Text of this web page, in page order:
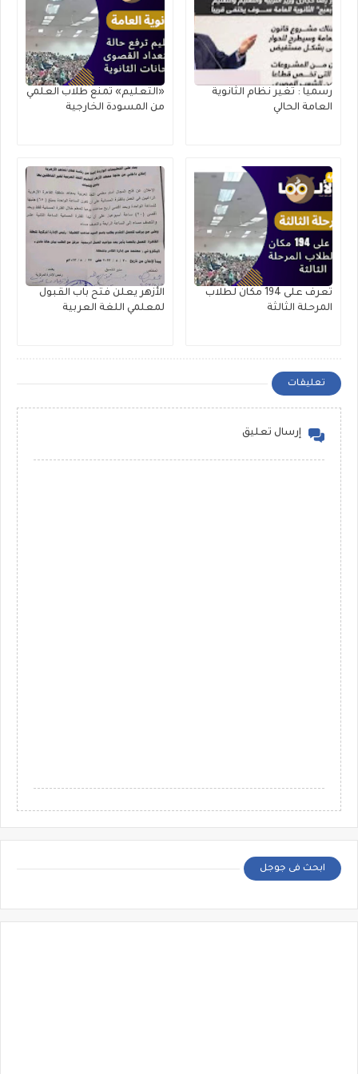
رسميا : تغير نظام الثانوية
العامة الحالي
«التعليم» تمنع طلاب العلمي
من المسودة الخارجية
تعرف على 194 مكان لطلاب
المرحلة الثالثة
الأزهر يعلن فتح باب القبول
لمعلمي اللغة العربية
تعليقات
إرسال تعليق
ابحث فى جوجل